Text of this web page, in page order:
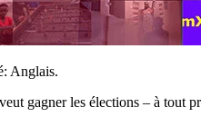
Anglais.
gagner les élections – à tout